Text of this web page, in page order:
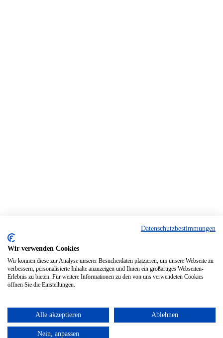
Datenschutzbestimmungen
Wir verwenden Cookies
Wir können diese zur Analyse unserer Besucherdaten platzieren, um unsere Webseite zu
verbessern, personalisierte Inhalte anzuzeigen und Ihnen ein großartiges Webseiten-
Erlebnis zu bieten. Für weitere Informationen zu den von uns verwendeten Cookies
öffnen Sie die Einstellungen.
Alle akzeptieren Ablehnen
Nein, anpassen